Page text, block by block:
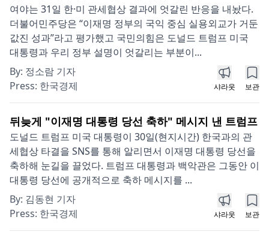
여야는 31일 한·미 관세협상 결과에 엇갈린 반응을 내놨다.
더불어민주당은 “이재명 정부의 국익 중심 실용외교가 거둔
값진 성과”라고 평가했고 국민의힘은 도널드 트럼프 미국
대통령과 우리 정부 설명이 엇갈리는 부분이...
By: 정소람 기자
Press: 한국경제 샤라웃 보관
뒤늦게 "이재명 대통령 당선 축하" 메시지 낸 트럼프
도널드 트럼프 미국 대통령이 30일(현지시간) 한국과의 관
세협상 타결을 SNS를 통해 알리면서 이재명 대통령 당선을
축하해 눈길을 끌었다. 트럼프 대통령과 백악관은 그동안 이
대통령 당선에 공개적으로 축하 메시지를 ...
By: 김동현 기자
Press: 한국경제 샤라웃 보관